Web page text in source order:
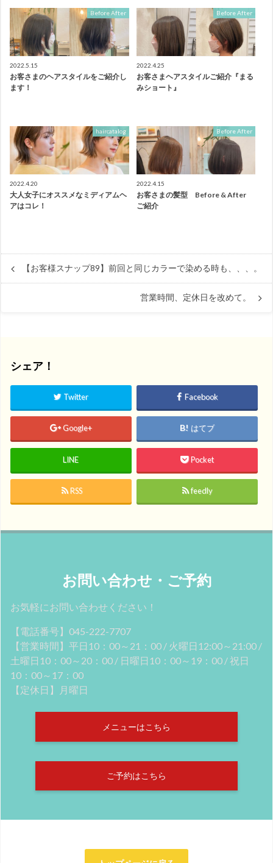
Before After
2022.5.15
お客さまのヘアスタイルをご紹介し
ます！
Before After
2022.4.25
お客さまヘアスタイルご紹介『まる
みショート』
haircatalog
2022.4.20
大人女子にオススメなミディアムヘ
アはコレ！
Before After
2022.4.15
お客さまの髪型 Before & After
ご紹介
【お客様スナップ89】前回と同じカラーで染める時も、、、。
営業時間、定休日を改めて。
シェア！
Twitter Facebook
Google+ はてブ
LINE Pocket
RSS feedly
お問い合わせ・ご予約
お気軽にお問い合わせください！
【電話番号】045-222-7707
【営業時間】平日10：00～21：00 / 火曜日12:00～21:00 /
土曜日10：00～20：00 / 日曜日10：00～19：00 / 祝日
10：00～17：00
【定休日】月曜日
メニューはこちら
ご予約はこちら